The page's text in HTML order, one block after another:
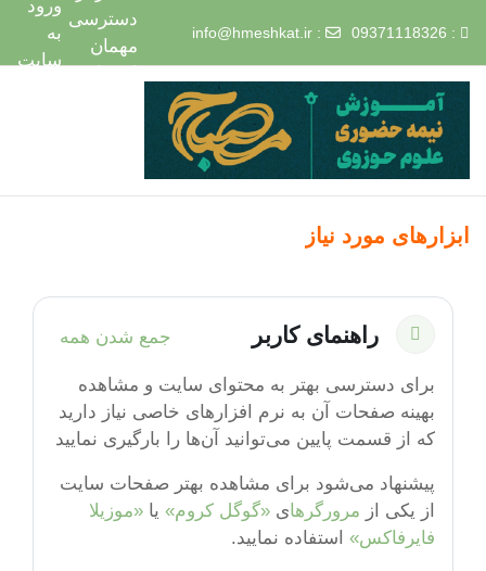
پرش به محتوای اصلی
: 09371118326
:
info@hmeshkat.ir
دسترسی
مهمان
استفاده
ورود
به
سایت
خانه
طرح مصباح چیست
ثبت نام در طرح مصباح
سایت حوزه علمیه مشکات
ابزارهای مورد نیاز
Section outline
جمع‌کردنراهنمای کاربر جمع شدن همه
برای دسترسی بهتر به محتوای سایت و مشاهده
بهینه صفحات آن به نرم افزارهای خاصی نیاز دارید
که از قسمت پایین می‌توانید آن‌ها را بارگیری نمایید
پیشنهاد می‌شود برای مشاهده بهتر صفحات سایت
از یکی از مرورگرهای «گوگل کروم» یا «موزیلا
فایرفاکس» استفاده نمایید.